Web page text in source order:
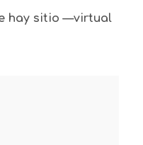
hay sitio —virtual